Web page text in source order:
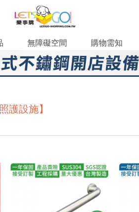
無障礙空間 購物需知
護設施】